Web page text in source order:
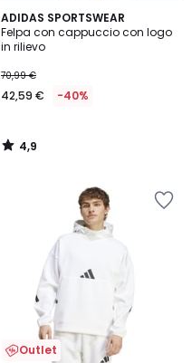
ADIDAS SPORTSWEAR
Felpa con cappuccio con logo
in rilievo
70,99 €
42,59 € -40%
4,9
/ 5
4,9
/
Outlet